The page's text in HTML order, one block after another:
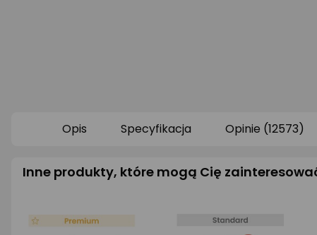
Opis Specyfikacja Opinie (12573)
Inne produkty, które mogą Cię